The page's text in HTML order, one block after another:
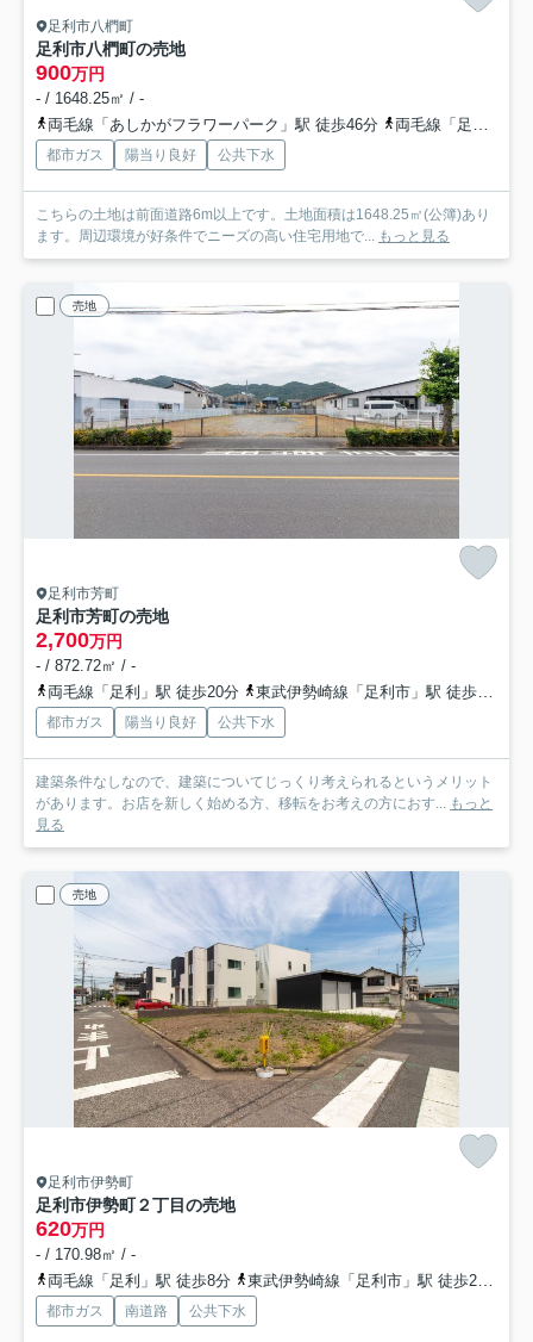
足利市八椚町
足利市八椚町の売地
900万円
- / 1648.25㎡ / -
両毛線「あしかがフラワーパーク」駅 徒歩46分
両毛線「足利」駅 徒歩42分
都市ガス 陽当り良好 公共下水
こちらの土地は前面道路6m以上です。土地面積は1648.25㎡(公簿)あり
ます。周辺環境が好条件でニーズの高い住宅用地で... もっと見る
売地
足利市芳町
足利市芳町の売地
2,700万円
- / 872.72㎡ / -
両毛線「足利」駅 徒歩20分
東武伊勢崎線「足利市」駅 徒歩35分
都市ガス 陽当り良好 公共下水
建築条件なしなので、建築についてじっくり考えられるというメリット
があります。お店を新しく始める方、移転をお考えの方におす... もっと
見る
売地
足利市伊勢町
足利市伊勢町２丁目の売地
620万円
- / 170.98㎡ / -
両毛線「足利」駅 徒歩8分
東武伊勢崎線「足利市」駅 徒歩23分
都市ガス 南道路 公共下水